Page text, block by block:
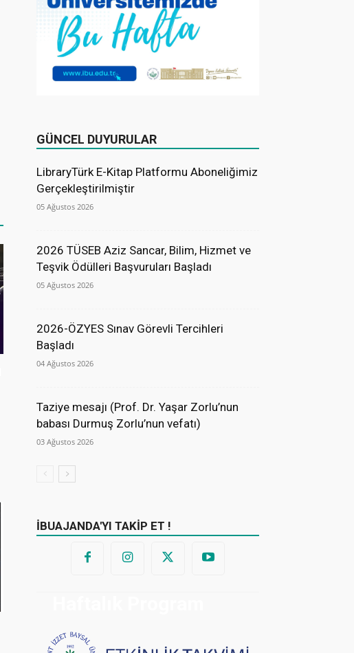
GÜNCEL DUYURULAR
LibraryTürk E-Kitap Platformu Aboneliğimiz
Gerçekleştirilmiştir
05 Ağustos 2026
2026 TÜSEB Aziz Sancar, Bilim, Hizmet ve
Teşvik Ödülleri Başvuruları Başladı
05 Ağustos 2026
2026-ÖZYES Sınav Görevli Tercihleri
Başladı
04 Ağustos 2026
Taziye mesajı (Prof. Dr. Yaşar Zorlu’nun
babası Durmuş Zorlu’nun vefatı)
03 Ağustos 2026
İBUAJANDA'YI TAKİP ET !